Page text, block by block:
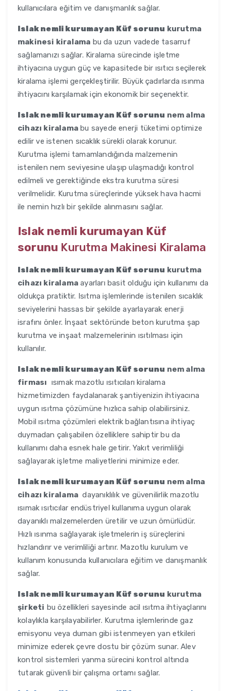
kullanıcılara eğitim ve danışmanlık sağlar.
Islak nemli kurumayan Küf sorunu kurutma
makinesi kiralama bu da uzun vadede tasarruf
sağlamanızı sağlar. Kiralama sürecinde işletme
ihtiyacına uygun güç ve kapasitede bir ısıtıcı seçilerek
kiralama işlemi gerçekleştirilir. Büyük çadırlarda ısınma
ihtiyacını karşılamak için ekonomik bir seçenektir.
Islak nemli kurumayan Küf sorunu nem alma
cihazı kiralama bu sayede enerji tüketimi optimize
edilir ve istenen sıcaklık sürekli olarak korunur.
Kurutma işlemi tamamlandığında malzemenin
istenilen nem seviyesine ulaşıp ulaşmadığı kontrol
edilmeli ve gerektiğinde ekstra kurutma süresi
verilmelidir. Kurutma süreçlerinde yüksek hava hacmi
ile nemin hızlı bir şekilde alınmasını sağlar.
Islak nemli kurumayan Küf
sorunu Kurutma Makinesi Kiralama
Islak nemli kurumayan Küf sorunu kurutma
cihazı kiralama ayarları basit olduğu için kullanımı da
oldukça pratiktir. Isıtma işlemlerinde istenilen sıcaklık
seviyelerini hassas bir şekilde ayarlayarak enerji
israfını önler. İnşaat sektöründe beton kurutma şap
kurutma ve inşaat malzemelerinin ısıtılması için
kullanılır.
Islak nemli kurumayan Küf sorunu nem alma
firması ısımak mazotlu ısıtıcıları kiralama
hizmetimizden faydalanarak şantiyenizin ihtiyacına
uygun ısıtma çözümüne hızlıca sahip olabilirsiniz.
Mobil ısıtma çözümleri elektrik bağlantısına ihtiyaç
duymadan çalışabilen özelliklere sahiptir bu da
kullanımı daha esnek hale getirir. Yakıt verimliliği
sağlayarak işletme maliyetlerini minimize eder.
Islak nemli kurumayan Küf sorunu nem alma
cihazı kiralama dayanıklılık ve güvenilirlik mazotlu
ısımak ısıtıcılar endüstriyel kullanıma uygun olarak
dayanıklı malzemelerden üretilir ve uzun ömürlüdür.
Hızlı ısınma sağlayarak işletmelerin iş süreçlerini
hızlandırır ve verimliliği artırır. Mazotlu kurulum ve
kullanım konusunda kullanıcılara eğitim ve danışmanlık
sağlar.
Islak nemli kurumayan Küf sorunu kurutma
şirketi bu özellikleri sayesinde acil ısıtma ihtiyaçlarını
kolaylıkla karşılayabilirler. Kurutma işlemlerinde gaz
emisyonu veya duman gibi istenmeyen yan etkileri
minimize ederek çevre dostu bir çözüm sunar. Alev
kontrol sistemleri yanma sürecini kontrol altında
tutarak güvenli bir çalışma ortamı sağlar.